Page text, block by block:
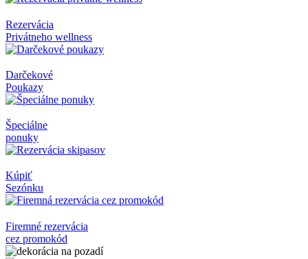
Rezervácia
Privátneho wellness
Darčekové
Poukazy
Špeciálne
ponuky
Kúpiť
Sezónku
Firemné rezervácia
cez promokód